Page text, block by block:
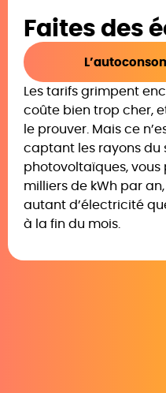
Faites des
Les tarifs grimpent
coûte bien trop cher,
le prouver. Mais ce
captant les rayons du
photovoltaïques, vous
milliers de kWh par
autant d’électricité
à la fin du mois.